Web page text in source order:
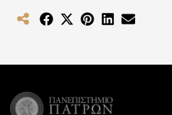
Share Share
(Twitter)
Share Share